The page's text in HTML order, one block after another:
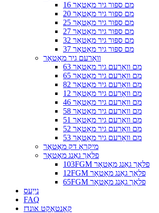
16 מם ספּור גיר מאָטאָר
20 מם ספּור גיר מאָטאָר
25 מם ספּור גיר מאָטאָר
27 מם ספּור גיר מאָטאָר
32 מם ספּור גיר מאָטאָר
37 מם ספּור גיר מאָטאָר
וואָרעם גיר מאָטאָר
63 מם וואָרעם גיר מאָטאָר
65 מם וואָרעם גיר מאָטאָר
82 מם וואָרעם גיר מאָטאָר
12 מם וואָרעם גיר מאָטאָר
46 מם וואָרעם גיר מאָטאָר
58 מם וואָרעם גיר מאָטאָר
51 מם וואָרעם גיר מאָטאָר
52 מם וואָרעם גיר מאָטאָר
53 מם וואָרעם גיר מאָטאָר
מיקראָ דק מאָטאָר
פלאַך גאַנג מאָטאָר
103FGM פלאַך גאַנג מאָטאָר
12FGM פלאַך גאַנג מאָטאָר
65FGM פלאַך גאַנג מאָטאָר
נייַעס
FAQ
קאָנטאַקט אונדז